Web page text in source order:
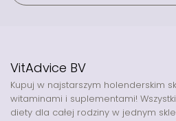
VitAdvice BV
Kupuj w najstarszym holenderskim
witaminami i suplementami!
diety dla całej rodziny w jednym